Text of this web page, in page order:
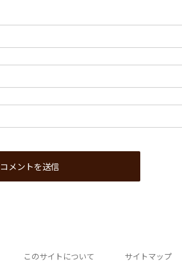
このサイトについて サイトマップ